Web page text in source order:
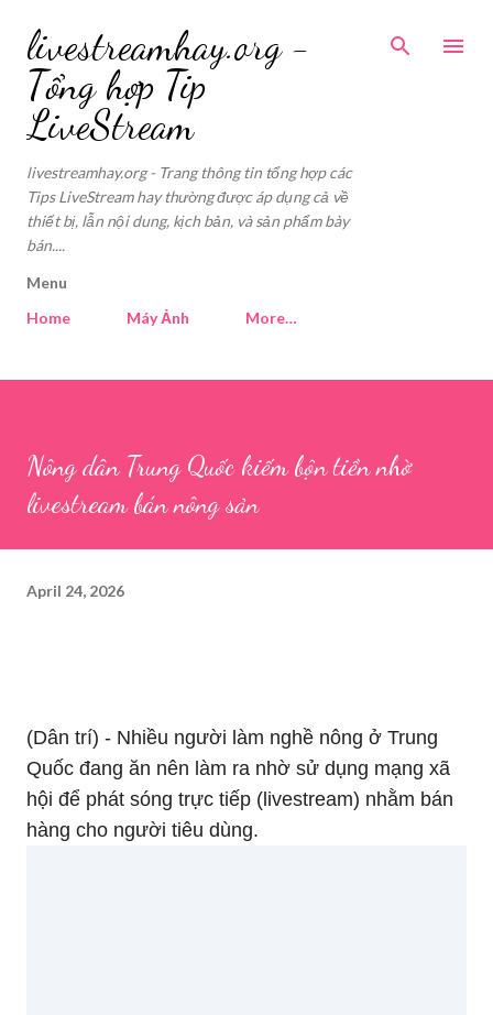
Skip to main content
livestreamhay.org -
Tổng hợp Tip
LiveStream
livestreamhay.org - Trang thông tin tổng hợp các
Tips LiveStream hay thường được áp dụng cả về
thiết bị, lẫn nội dung, kịch bản, và sản phẩm bày
bán....
Menu
Home
Máy Ảnh More…
Nông dân Trung Quốc kiếm bộn tiền nhờ
livestream bán nông sản
April 24, 2026
(Dân trí) - Nhiều người làm nghề nông ở Trung
Quốc đang ăn nên làm ra nhờ sử dụng mạng xã
hội để phát sóng trực tiếp (livestream) nhằm bán
hàng cho người tiêu dùng.